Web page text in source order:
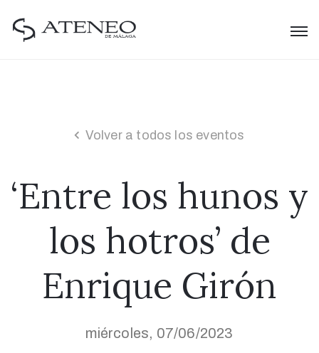
Volver a todos los eventos
‘Entre los hunos y
los hotros’ de
Enrique Girón
miércoles, 07/06/2023